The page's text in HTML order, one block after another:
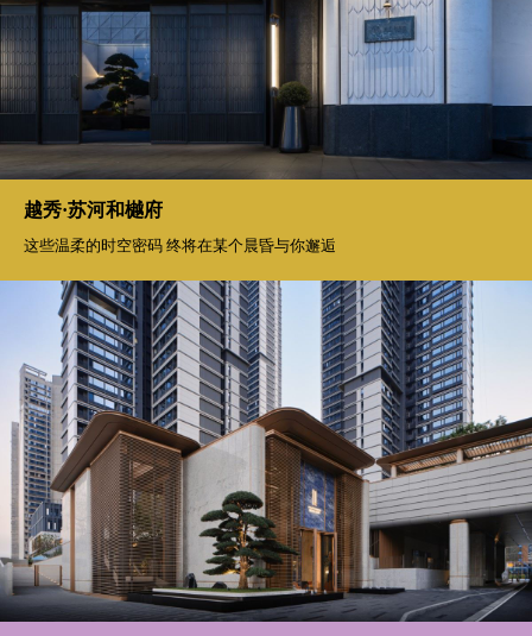
金沙壹号院
或许用心的设计就是应该学会倾听生活絮语
越秀·苏河和樾府
这些温柔的时空密码 终将在某个晨昏与你邂逅